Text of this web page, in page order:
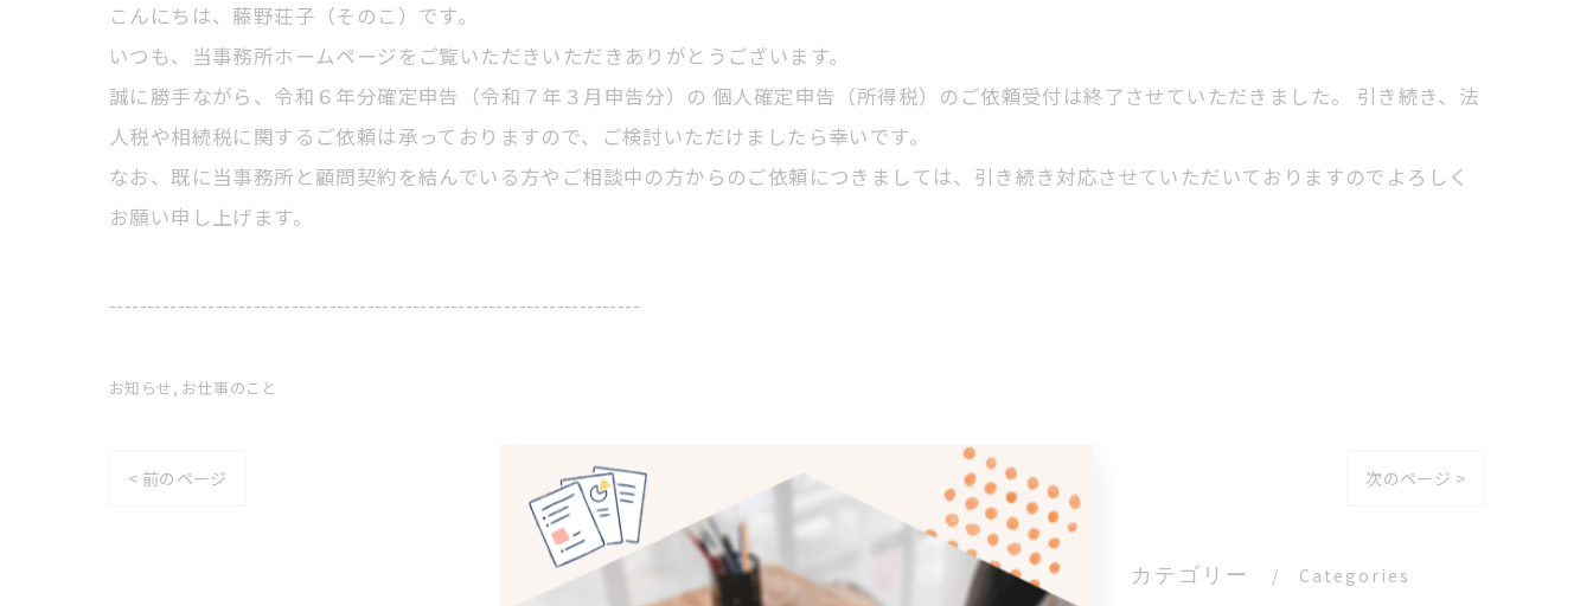
こんにちは、藤野荘子（そのこ）です。
いつも、当事務所ホームページをご覧いただきいただきありがとうございます。
誠に勝手ながら、令和６年分確定申告（令和７年３月申告分）の 個人確定申告（所得税）のご依頼受付は終了させていただきました。 引き続き、法
人税や相続税に関するご依頼は承っておりますので、ご検討いただけましたら幸いです。
なお、既に当事務所と顧問契約を結んでいる方やご相談中の方からのご依頼につきましては、引き続き対応させていただいておりますのでよろしく
お願い申し上げます。
----------------------------------------------------------------------
お知らせ お仕事のこと
< 前のページ 一覧に戻る 次のページ >
カテゴリー Categories